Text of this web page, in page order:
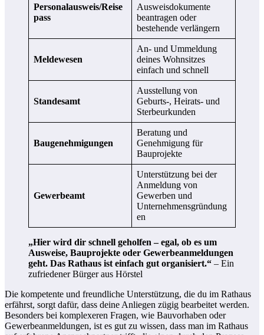
Personalausweis/Reise
pass
Ausweisdokumente
beantragen oder
bestehende verlängern
Meldewesen
An- und Ummeldung
deines Wohnsitzes
einfach und schnell
Standesamt
Ausstellung von
Geburts-, Heirats- und
Sterbeurkunden
Baugenehmigungen
Beratung und
Genehmigung für
Bauprojekte
Gewerbeamt
Unterstützung bei der
Anmeldung von
Gewerben und
Unternehmensgründung
en
„Hier wird dir schnell geholfen – egal, ob es um
Ausweise, Bauprojekte oder Gewerbeanmeldungen
geht. Das Rathaus ist einfach gut organisiert.“ – Ein
zufriedener Bürger aus Hörstel
Die kompetente und freundliche Unterstützung, die du im Rathaus
erfährst, sorgt dafür, dass deine Anliegen zügig bearbeitet werden.
Besonders bei komplexeren Fragen, wie Bauvorhaben oder
Gewerbeanmeldungen, ist es gut zu wissen, dass man im Rathaus